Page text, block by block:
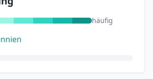
häufig